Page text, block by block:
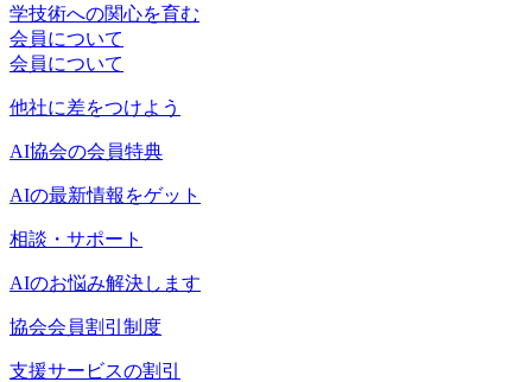
学技術への関心を育む
会員について
会員について
他社に差をつけよう
AI協会の会員特典
AIの最新情報をゲット
相談・サポート
AIのお悩み解決します
協会会員割引制度
支援サービスの割引